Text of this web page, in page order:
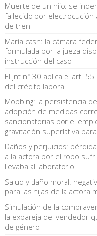
Muerte de un hijo: se
fallecido por electrocución
de tren
María cash: la cámara
formulada por la jueza
instrucción del caso
El jnt n° 30 aplica el art.
del crédito laboral
Mobbing: la persistencia
adopción de medidas
sancionatorias por el
gravitación superlativa
Daños y perjuicios:
a la actora por el robo
llevaba al laboratorio
Salud y daño moral:
para las hijas de la actora
Simulación de la
la expareja del vendedor
de género